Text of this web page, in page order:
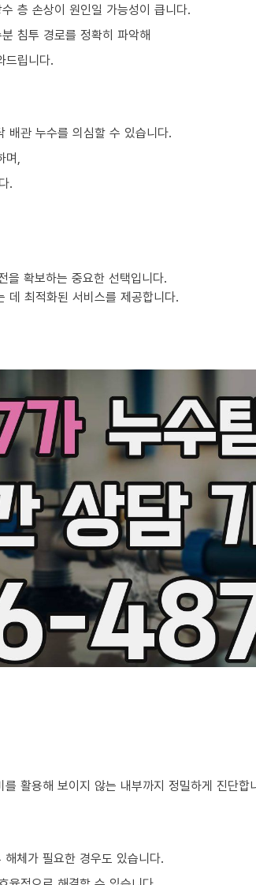
층 손상이 원인일 가능성이 큽니다.
침투 경로를 정확히 파악해
드립니다.
배관 누수를 의심할 수 있습니다.
며,
.
을 확보하는 중요한 선택입니다.
데 최적화된 서비스를 제공합니다.
활용해 보이지 않는 내부까지 정밀하게 진단합
체가 필요한 경우도 있습니다.